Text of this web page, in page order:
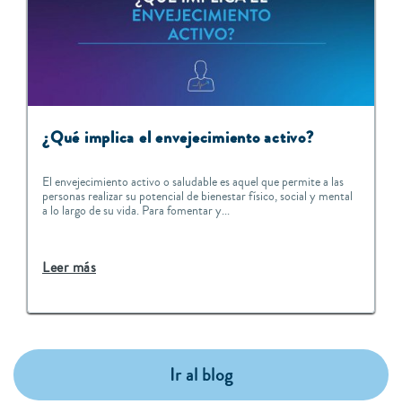
¿Qué implica el envejecimiento activo?
El envejecimiento activo o saludable es aquel que permite a las
personas realizar su potencial de bienestar físico, social y mental
a lo largo de su vida. Para fomentar y...
Leer más
Ir al blog